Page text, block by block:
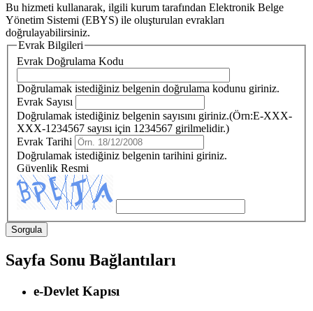
Bu hizmeti kullanarak, ilgili kurum tarafından Elektronik Belge
Yönetim Sistemi (EBYS) ile oluşturulan evrakları
doğrulayabilirsiniz.
Evrak Bilgileri
Evrak Doğrulama Kodu
Doğrulamak istediğiniz belgenin doğrulama kodunu giriniz.
Evrak Sayısı
Doğrulamak istediğiniz belgenin sayısını giriniz.(Örn:E-XXX-
XXX-1234567 sayısı için 1234567 girilmelidir.)
Evrak Tarihi
Doğrulamak istediğiniz belgenin tarihini giriniz.
Güvenlik Resmi
Sayfa Sonu Bağlantıları
e-Devlet Kapısı